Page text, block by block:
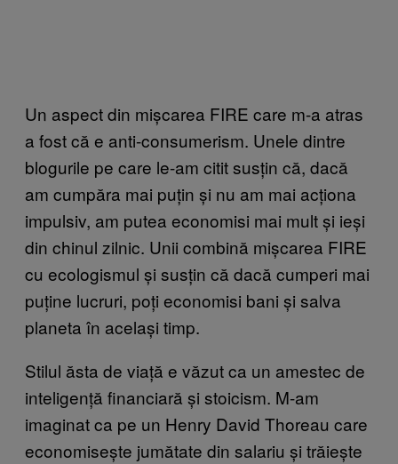
Un aspect din mișcarea FIRE care m-a atras
a fost că e anti-consumerism. Unele dintre
blogurile pe care le-am citit susțin că, dacă
am cumpăra mai puțin și nu am mai acționa
impulsiv, am putea economisi mai mult și ieși
din chinul zilnic. Unii combină mișcarea FIRE
cu ecologismul și susțin că dacă cumperi mai
puține lucruri, poți economisi bani și salva
planeta în același timp.
Stilul ăsta de viață e văzut ca un amestec de
inteligență financiară și stoicism. M-am
imaginat ca pe un Henry David Thoreau care
economisește jumătate din salariu și trăiește